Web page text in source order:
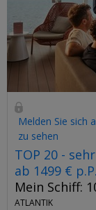
Melden Sie sich
zu sehen
TOP 20 -
ab 1499 € p.P.
Mein Schiff:
ATLANTIK